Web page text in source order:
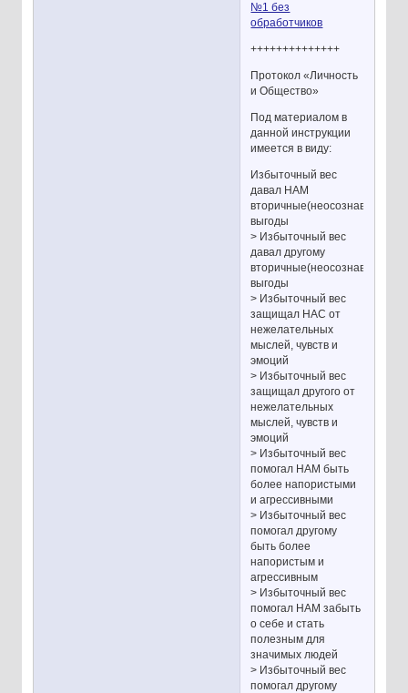
№1 без
обработчиков
++++++++++++++
Протокол «Личность
и Общество»
Под материалом в
данной инструкции
имеется в виду:
Избыточный вес
давал НАМ
вторичные(неосознаваемые)
выгоды
> Избыточный вес
давал другому
вторичные(неосознаваемые)
выгоды
> Избыточный вес
защищал НАС от
нежелательных
мыслей, чувств и
эмоций
> Избыточный вес
защищал другого от
нежелательных
мыслей, чувств и
эмоций
> Избыточный вес
помогал НАМ быть
более напористыми
и агрессивными
> Избыточный вес
помогал другому
быть более
напористым и
агрессивным
> Избыточный вес
помогал НАМ забыть
о себе и стать
полезным для
значимых людей
> Избыточный вес
помогал другому